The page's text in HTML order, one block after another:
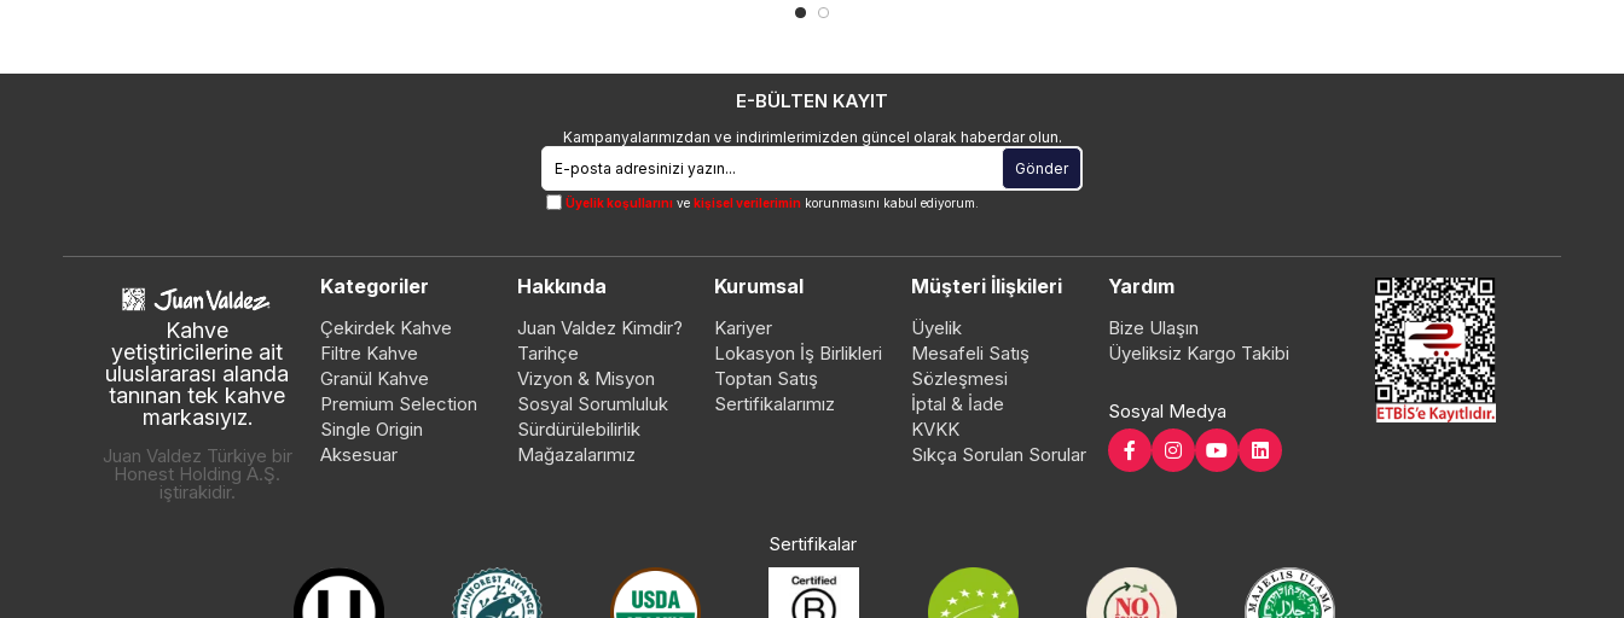
E-BÜLTEN KAYIT
Kampanyalarımızdan ve indirimlerimizden güncel olarak haberdar olun.
Gönder
Üyelik koşullarını ve kişisel verilerimin korunmasını kabul ediyorum.
Kahve
yetiştiricilerine ait
uluslararası alanda
tanınan tek kahve
markasıyız.
Juan Valdez Türkiye bir
Honest Holding A.Ş.
iştirakidir.
Kategoriler
Çekirdek Kahve
Filtre Kahve
Granül Kahve
Premium Selection
Single Origin
Aksesuar
Hakkında
Juan Valdez Kimdir?
Tarihçe
Vizyon & Misyon
Sosyal Sorumluluk
Sürdürülebilirlik
Mağazalarımız
Kurumsal
Kariyer
Lokasyon İş Birlikleri
Toptan Satış
Sertifikalarımız
Müşteri İlişkileri
Üyelik
Mesafeli Satış
Sözleşmesi
İptal & İade
KVKK
Sıkça Sorulan Sorular
Yardım
Bize Ulaşın
Üyeliksiz Kargo Takibi
Sosyal Medya
Sertifikalar